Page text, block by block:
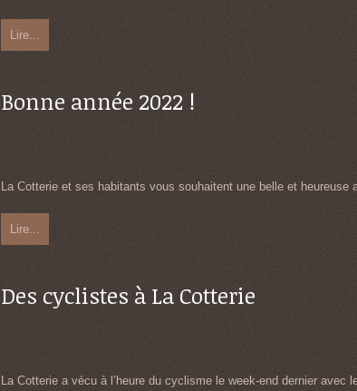
Lire...
Bonne année 2022 !
La Cotterie et ses habitants vous souhaitent une belle et
Lire...
Des cyclistes à La Cotterie
La Cotterie a vécu à l’heure du cyclisme le week-end dernier